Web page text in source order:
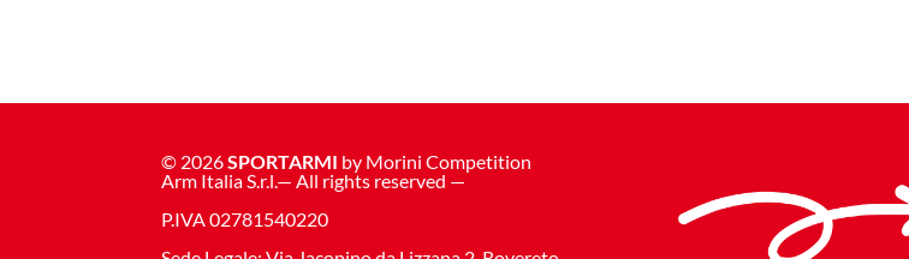
© 2026SPORTARMI by Morini Competition
Arm Italia S.r.l.— All rights reserved —
P.IVA 02781540220